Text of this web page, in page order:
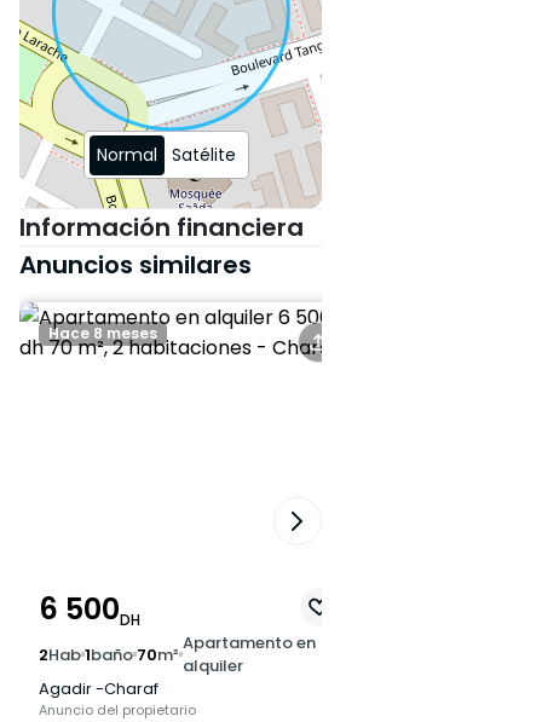
Normal Satélite
Información financiera
Anuncios similares
Hace 8 meses
6 500DH
2Hab1baño 70m²Apartamento en
alquiler
Agadir -Charaf
Anuncio del propietario